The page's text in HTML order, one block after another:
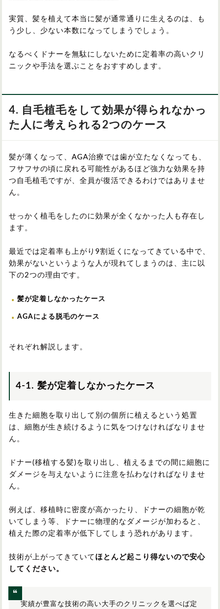
実質、髪を植えて本当に髪が通常通りに生えるのは、も
う少し、少ない本数になってしまうでしょう。
なるべくドナーを無駄にしないために定着率の高いクリ
ニックや手法を選ぶことをおすすめします。
4. 自毛植毛をして効果が得られなかっ
た人に考えられる2つのケース
髪が薄くなって、AGA治療では歯が立たなくなっても、
フサフサの頃に戻れる可能性があるほど強力な効果を持
つ自毛植毛ですが、全員が復活できるわけではありませ
ん。
せっかく植毛をしたのに効果が全くなかった人も存在し
ます。
最近では定着率も上がり9割近くになってきている中で、
効果がないというような人が現れてしまうのは、主に以
下の2つの理由です。
髪が定着しなかったケース
AGAによる脱毛のケース
それぞれ解説します。
4-1. 髪が定着しなかったケース
生きた細胞を取り出して別の個所に植えるという処置
は、細胞が生き続けるように気をつけなければなりませ
ん。
ドナー(移植する髪)を取り出し、植えるまでの間に細胞に
ダメージを与えないように注意を払わなければなりませ
ん。
例えば、移植時に密度が高かったり、ドナーの細胞が乾
いてしまう等、ドナーに物理的なダメージが加わると、
植えた際の定着率が低下してしまう恐れがあります。
技術が上がってきていて ほとんど起こり得ないので安心
してください。
実績が豊富な技術の高い大手のクリニックを選べば定